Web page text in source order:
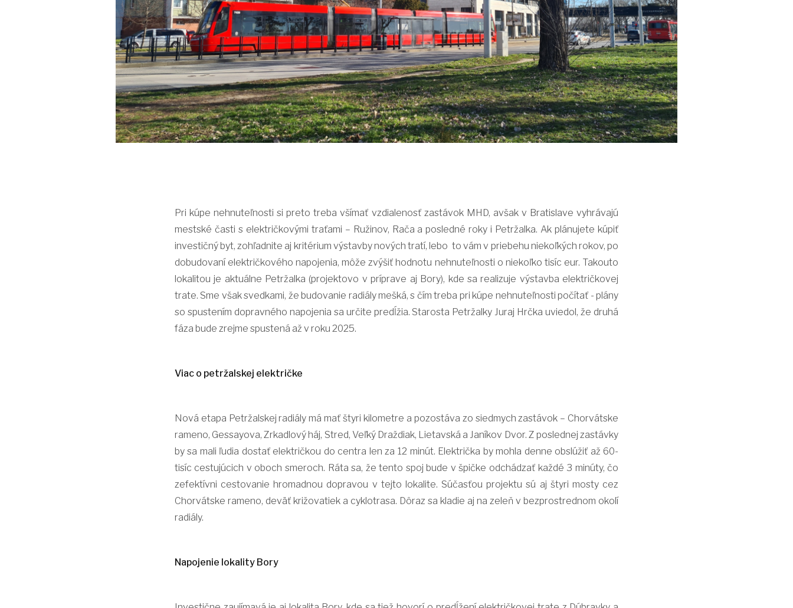
Pri kúpe nehnuteľnosti si preto treba všímať vzdialenosť zastávok MHD, avšak v Bratislave vyhrávajú
mestské časti s električkovými traťami – Ružinov, Rača a posledné roky i Petržalka. Ak plánujete kúpiť
investičný byt, zohľadnite aj kritérium výstavby nových tratí, lebo to vám v priebehu niekoľkých rokov, po
dobudovaní električkového napojenia, môže zvýšiť hodnotu nehnuteľnosti o niekoľko tisíc eur. Takouto
lokalitou je aktuálne Petržalka (projektovo v príprave aj Bory), kde sa realizuje výstavba električkovej
trate. Sme však svedkami, že budovanie radiály mešká, s čím treba pri kúpe nehnuteľnosti počítať - plány
so spustením dopravného napojenia sa určite predĺžia. Starosta Petržalky Juraj Hrčka uviedol, že druhá
fáza bude zrejme spustená až v roku 2025.
Viac o petržalskej električke
Nová etapa Petržalskej radiály má mať štyri kilometre a pozostáva zo siedmych zastávok – Chorvátske
rameno, Gessayova, Zrkadlový háj, Stred, Veľký Draždiak, Lietavská a Janíkov Dvor. Z poslednej zastávky
by sa mali ľudia dostať električkou do centra len za 12 minút. Električka by mohla denne obslúžiť až 60-
tisíc cestujúcich v oboch smeroch. Ráta sa, že tento spoj bude v špičke odchádzať každé 3 minúty, čo
zefektívni cestovanie hromadnou dopravou v tejto lokalite. Súčasťou projektu sú aj štyri mosty cez
Chorvátske rameno, deväť križovatiek a cyklotrasa. Dôraz sa kladie aj na zeleň v bezprostrednom okolí
radiály.
Napojenie lokality Bory